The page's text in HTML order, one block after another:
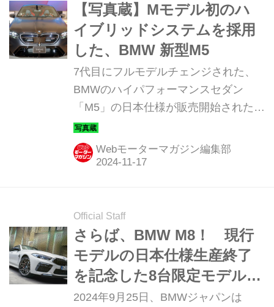
【写真蔵】Mモデル初のハ
イブリッドシステムを採用
した、BMW 新型M5
7代目にフルモデルチェンジされた、
BMWのハイパフォーマンスセダン
「M5」の日本仕様が販売開始された。
そのディテールを写真で見ていこう。
Webモーターマガジン編集部
Official Staff
さらば、BMW M8！ 現行
モデルの日本仕様生産終了
を記念した8台限定モデル
「ザ・ファイナルエディシ
2024年9月25日、BMWジャパンは